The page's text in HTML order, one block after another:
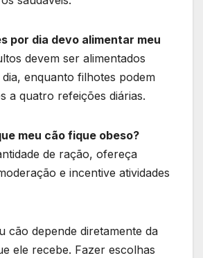
por dia devo alimentar meu
devem ser alimentados
enquanto filhotes podem
a quatro refeições diárias.
meu cão fique obeso?
de ração, ofereça
e incentive atividades
cão depende diretamente da
ele recebe. Fazer escolhas